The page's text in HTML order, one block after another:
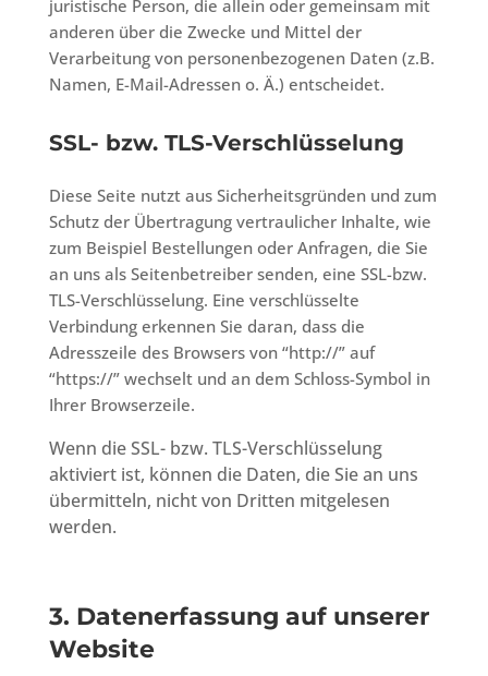
juristische Person, die allein oder gemeinsam mit
anderen über die Zwecke und Mittel der
Verarbeitung von personenbezogenen Daten (z.B.
Namen, E-Mail-Adressen o. Ä.) entscheidet.
SSL- bzw. TLS-Verschlüsselung
Diese Seite nutzt aus Sicherheitsgründen und zum
Schutz der Übertragung vertraulicher Inhalte, wie
zum Beispiel Bestellungen oder Anfragen, die Sie
an uns als Seitenbetreiber senden, eine SSL-bzw.
TLS-Verschlüsselung. Eine verschlüsselte
Verbindung erkennen Sie daran, dass die
Adresszeile des Browsers von “http://” auf
“https://” wechselt und an dem Schloss-Symbol in
Ihrer Browserzeile.
Wenn die SSL- bzw. TLS-Verschlüsselung
aktiviert ist, können die Daten, die Sie an uns
übermitteln, nicht von Dritten mitgelesen
werden.
3. Datenerfassung auf unserer
Website